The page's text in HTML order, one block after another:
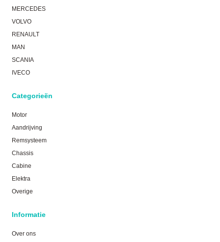
MERCEDES
VOLVO
RENAULT
MAN
SCANIA
IVECO
Categorieën
Motor
Aandrijving
Remsysteem
Chassis
Cabine
Elektra
Overige
Informatie
Over ons